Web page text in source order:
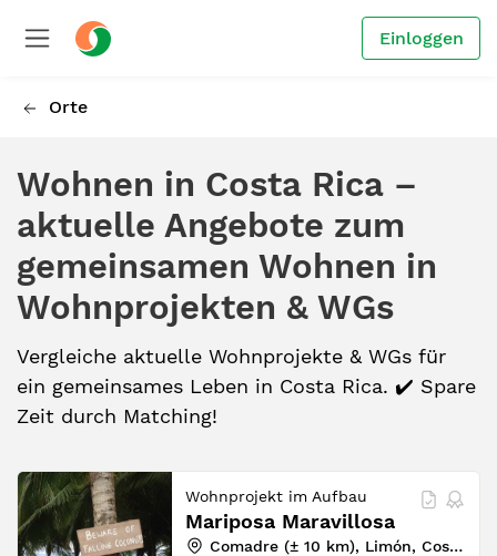
Einloggen
Orte
Wohnen in Costa Rica –
aktuelle Angebote zum
gemeinsamen Wohnen in
Wohnprojekten & WGs
Vergleiche aktuelle Wohnprojekte & WGs für
ein gemeinsames Leben in Costa Rica. ✔️ Spare
Zeit durch Matching!
Wohnprojekt im Aufbau
Mariposa Maravillosa
Comadre (± 10 km), Limón, Costa Rica